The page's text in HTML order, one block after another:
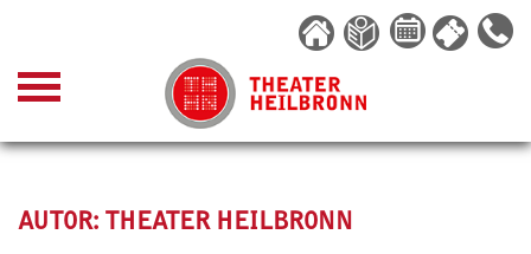
content
AUTOR: THEATER HEILBRONN